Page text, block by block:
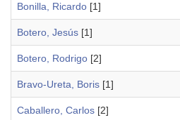
Bonilla, Ricardo [1]
Botero, Jesús [1]
Botero, Rodrigo [2]
Bravo-Ureta, Boris [1]
Caballero, Carlos [2]